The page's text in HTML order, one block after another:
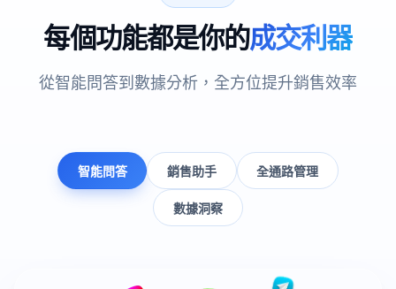
每個功能都是你的成交利器
從智能問答到數據分析，全方位提升銷售效率
智能問答 銷售助手 全通路管理
數據洞察